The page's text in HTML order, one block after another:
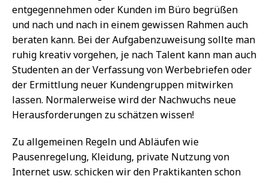
entgegennehmen oder Kunden im Büro begrüßen
und nach und nach in einem gewissen Rahmen auch
beraten kann. Bei der Aufgabenzuweisung sollte man
ruhig kreativ vorgehen, je nach Talent kann man auch
Studenten an der Verfassung von Werbebriefen oder
der Ermittlung neuer Kundengruppen mitwirken
lassen. Normalerweise wird der Nachwuchs neue
Herausforderungen zu schätzen wissen!
Zu allgemeinen Regeln und Abläufen wie
Pausenregelung, Kleidung, private Nutzung von
Internet usw. schicken wir den Praktikanten schon